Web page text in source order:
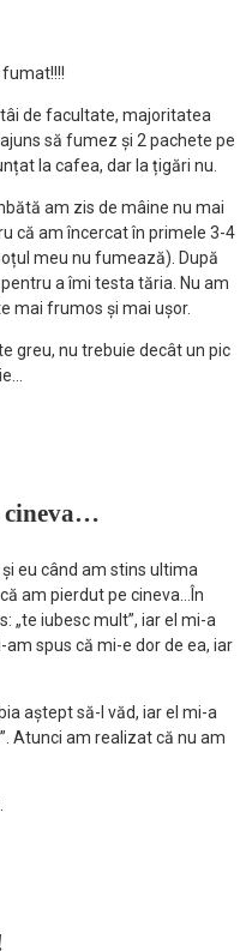
de facultate, majoritatea
să fumez și 2 pachete pe
la cafea, dar la țigări nu.
am zis de mâine nu mai
că am încercat în primele 3-4
meu nu fumează). După
a îmi testa tăria. Nu am
mai frumos și mai ușor.
greu, nu trebuie decât un pic
cineva…
eu când am stins ultima
am pierdut pe cineva…În
„te iubesc mult”, iar el mi-a
spus că mi-e dor de ea, iar
aștept să-l văd, iar el mi-a
Atunci am realizat că nu am